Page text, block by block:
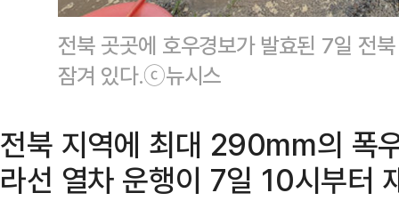
전북 곳곳에 호우경보가 발효된 7일 전
잠겨 있다.ⓒ뉴시스
전북 지역에 최대 290mm의 폭
라선 열차 운행이 7일 10시부터